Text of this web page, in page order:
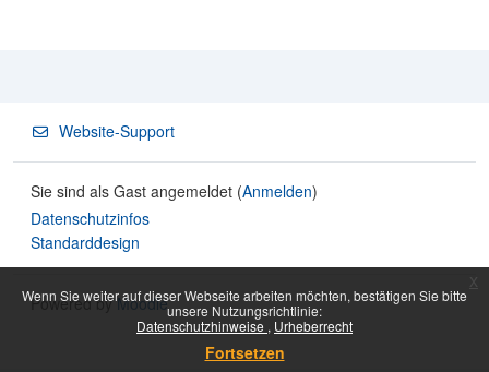
Wenn Sie weiter auf dieser Webseite arbeiten möchten, bestätigen Sie bitte
unsere Nutzungsrichtlinie:
Datenschutzhinweise
Urheberrecht
Fortsetzen
x
Website-Support
Sie sind als Gast angemeldet (Anmelden)
Datenschutzinfos
Standarddesign
Powered byMoodle